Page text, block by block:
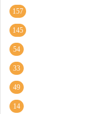
157
145
54
33
49
14